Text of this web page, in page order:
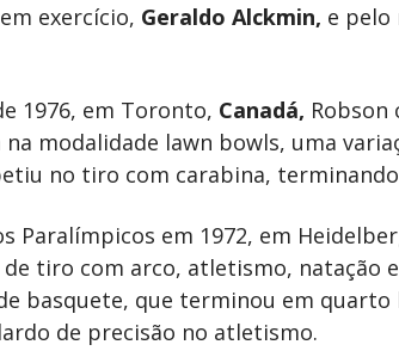
exercício, Geraldo Alckmin, e pelo
1976, em Toronto, Canadá, Robson
na modalidade lawn bowls, uma
no tiro com carabina, terminando
Paralímpicos em 1972, em
tiro com arco, atletismo, natação
basquete, que terminou em quarto
de precisão no atletismo.